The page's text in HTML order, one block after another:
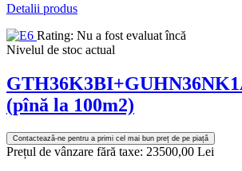
Detalii produs
Rating: Nu a fost evaluat încă
Nivelul de stoc actual
(pînă la 100m2)
Contactează-ne pentru a primi cel mai bun preț de pe piață
Prețul de vânzare fără taxe: 23500,00 Lei